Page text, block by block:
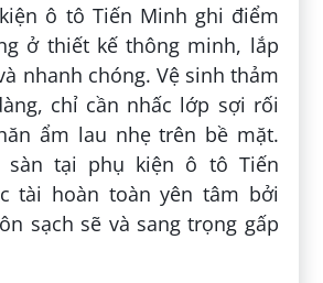
ô tô Tiến Minh ghi điểm
ở thiết kế thông minh, lắp
nhanh chóng. Vệ sinh thảm
chỉ cần nhấc lớp sợi rối
ẩm lau nhẹ trên bề mặt.
sàn tại phụ kiện ô tô Tiến
tài hoàn toàn yên tâm bởi
sạch sẽ và sang trọng gấp